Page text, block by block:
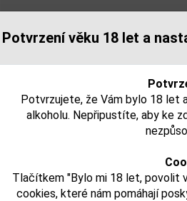
Potvrzení věku 18 let a
Potvrzujete, že Vám bylo 18 let
alkoholu. Nepřipustíte, aby ke
Tlačítkem "Bylo mi 18 let, povolit
cookies, které nám pomáhají
Související zboží